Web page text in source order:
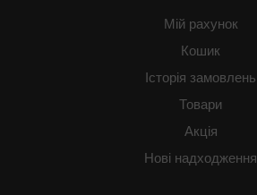
Мій рахунок
Кошик
Історія замовлень
Товари
Акція
Нові надходження